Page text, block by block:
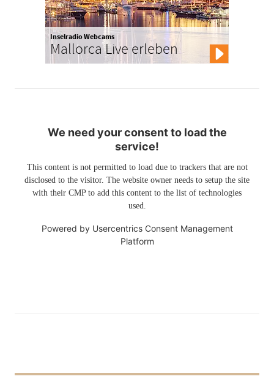
Inselradio Webcams
Mallorca Live erleben
We need your consent to load the
service!
This content is not permitted to load due to trackers that are not
disclosed to the visitor. The website owner needs to setup the site
with their CMP to add this content to the list of technologies
used.
Powered by Usercentrics Consent Management
Platform